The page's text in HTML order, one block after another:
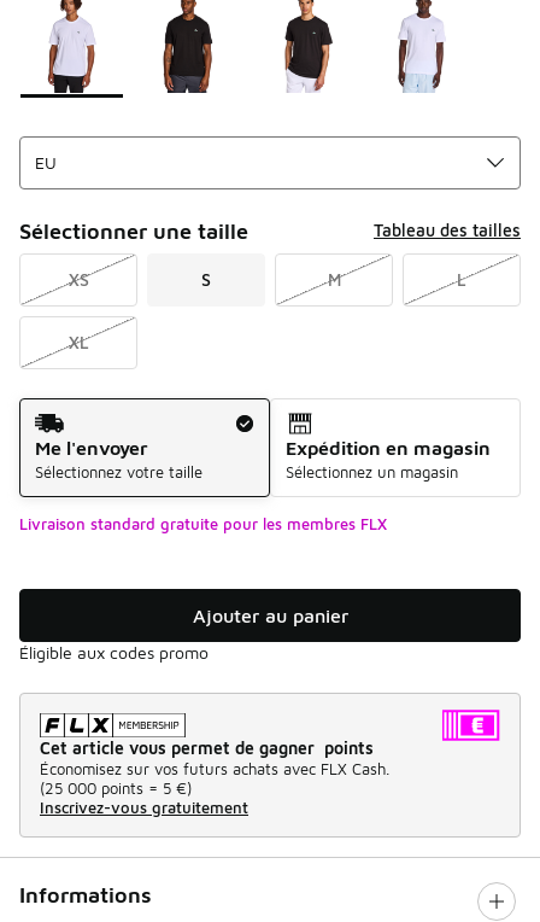
Sélectionner une taille Tableau des tailles
XS S M L
XL
Mode d'expédition
Me l'envoyer
Sélectionnez votre taille
Expédition en magasin
Sélectionnez un magasin
Livraison standard gratuite pour les membres FLX
Ajouter au panier
Éligible aux codes promo
Cet article vous permet de gagner points
Économisez sur vos futurs achats avec FLX Cash.
(25 000 points = 5 €)
Inscrivez-vous gratuitement
Informations